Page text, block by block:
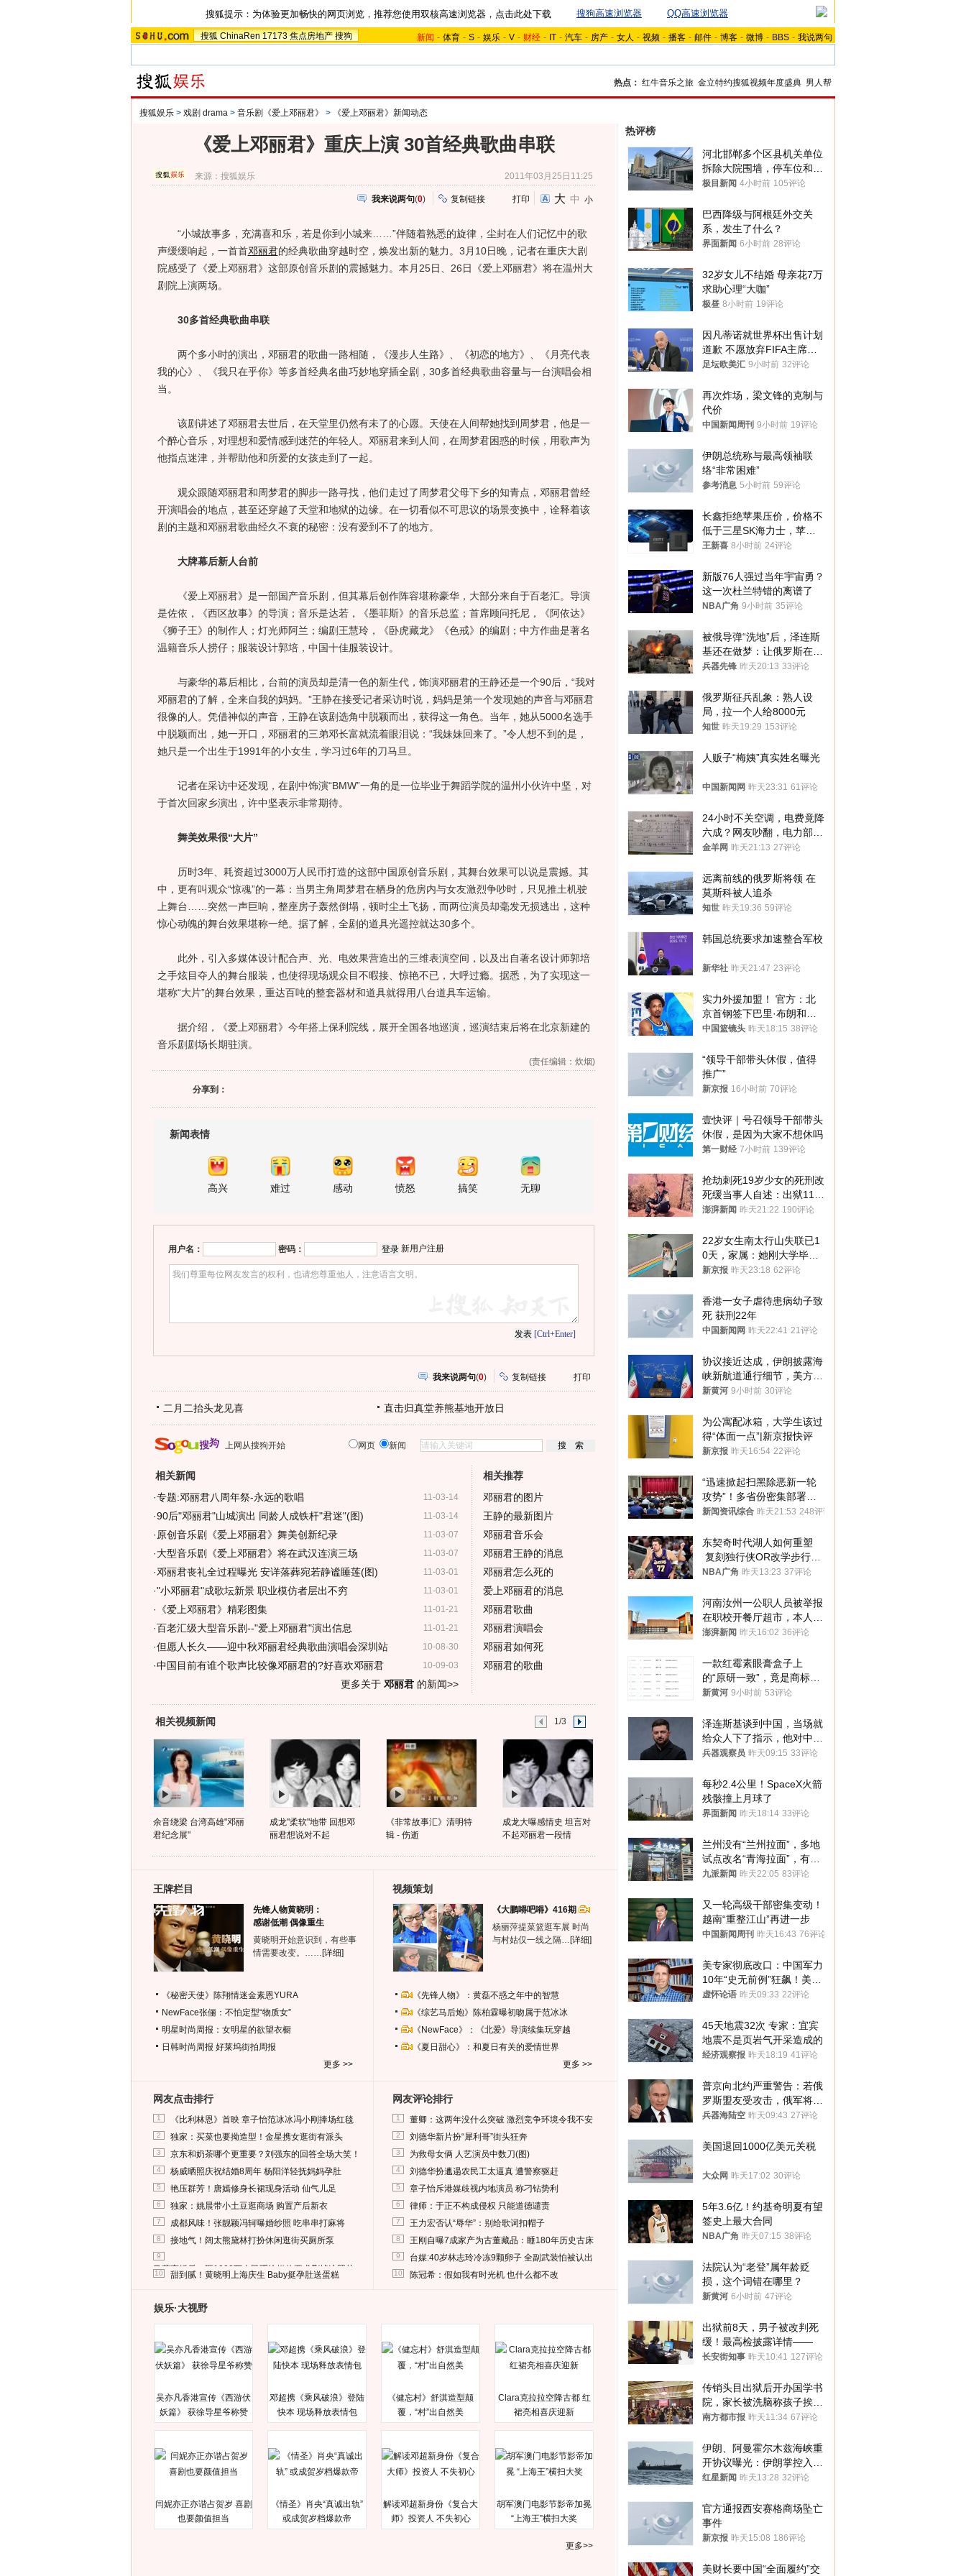
搜狐提示：为体验更加畅快的网页浏览，推荐您使用双核高速浏览器，点击此处下载 搜狗高速浏览器 QQ高速浏览器
搜狐 ChinaRen 17173 焦点房地产 搜狗 新闻 - 体育 - S - 娱乐 - V - 财经 - IT - 汽车 - 房产 - 女人 - 视频 - 播客 - 邮件 - 博客 - 微博 - BBS - 我说两句
热点： 红牛音乐之旅 金立特约搜狐视频年度盛典 男人帮
搜狐娱乐 > 戏剧 drama > 音乐剧《爱上邓丽君》 > 《爱上邓丽君》新闻动态
《爱上邓丽君》重庆上演 30首经典歌曲串联
来源：搜狐娱乐 2011年03月25日11:25
我来说两句(0) 复制链接 打印 大 中 小
“小城故事多，充满喜和乐，若是你到小城来……”伴随着熟悉的旋律，尘封在人们记忆中的歌
声缓缓响起，一首首邓丽君的经典歌曲穿越时空，焕发出新的魅力。3月10日晚，记者在重庆大剧
院感受了《爱上邓丽君》这部原创音乐剧的震撼魅力。本月25日、26日《爱上邓丽君》将在温州大
剧院上演两场。
30多首经典歌曲串联
两个多小时的演出，邓丽君的歌曲一路相随，《漫步人生路》、《初恋的地方》、《月亮代表
我的心》、《我只在乎你》等多首经典名曲巧妙地穿插全剧，30多首经典歌曲容量与一台演唱会相
当。
该剧讲述了邓丽君去世后，在天堂里仍然有未了的心愿。天使在人间帮她找到周梦君，他是一
个醉心音乐，对理想和爱情感到迷茫的年轻人。邓丽君来到人间，在周梦君困惑的时候，用歌声为
他指点迷津，并帮助他和所爱的女孩走到了一起。
观众跟随邓丽君和周梦君的脚步一路寻找，他们走过了周梦君父母下乡的知青点，邓丽君曾经
开演唱会的地点，甚至还穿越了天堂和地狱的边缘。在一切看似不可思议的场景变换中，诠释着该
剧的主题和邓丽君歌曲经久不衰的秘密：没有爱到不了的地方。
大牌幕后新人台前
《爱上邓丽君》是一部国产音乐剧，但其幕后创作阵容堪称豪华，大部分来自于百老汇。导演
是佐依，《西区故事》的导演；音乐是达若，《墨菲斯》的音乐总监；首席顾问托尼，《阿依达》
《狮子王》的制作人；灯光师阿兰；编剧王慧玲，《卧虎藏龙》《色戒》的编剧；中方作曲是著名
温籍音乐人捞仔；服装设计郭培，中国十佳服装设计。
与豪华的幕后相比，台前的演员却是清一色的新生代，饰演邓丽君的王静还是一个90后，“我对
邓丽君的了解，全来自我的妈妈。”王静在接受记者采访时说，妈妈是第一个发现她的声音与邓丽君
很像的人。凭借神似的声音，王静在该剧选角中脱颖而出，获得这一角色。当年，她从5000名选手
中脱颖而出，她一开口，邓丽君的三弟邓长富就流着眼泪说：“我妹妹回来了。”令人想不到的是，
她只是一个出生于1991年的小女生，学习过6年的刀马旦。
记者在采访中还发现，在剧中饰演“BMW”一角的是一位毕业于舞蹈学院的温州小伙许中坚，对
于首次回家乡演出，许中坚表示非常期待。
舞美效果很“大片”
历时3年、耗资超过3000万人民币打造的这部中国原创音乐剧，其舞台效果可以说是震撼。其
中，更有叫观众“惊魂”的一幕：当男主角周梦君在栖身的危房内与女友激烈争吵时，只见推土机驶
上舞台……突然一声巨响，整座房子轰然倒塌，顿时尘土飞扬，而两位演员却毫发无损逃出，这种
惊心动魄的舞台效果堪称一绝。据了解，全剧的道具光遥控就达30多个。
此外，引入多媒体设计配合声、光、电效果营造出的三维表演空间，以及出自著名设计师郭培
之手炫目夺人的舞台服装，也使得现场观众目不暇接、惊艳不已，大呼过瘾。据悉，为了实现这一
堪称“大片”的舞台效果，重达百吨的整套器材和道具就得用八台道具车运输。
据介绍，《爱上邓丽君》今年搭上保利院线，展开全国各地巡演，巡演结束后将在北京新建的
音乐剧剧场长期驻演。
(责任编辑：炊烟)
分享到：
新闻表情
高兴 难过 感动 愤怒 搞笑 无聊
用户名： 密码： 新用户注册
[Ctrl+Enter]
我来说两句(0) 复制链接 打印
二月二抬头龙见喜 直击归真堂养熊基地开放日
上网从搜狗开始 网页 新闻
相关新闻
11-03-14
·专题:邓丽君八周年祭-永远的歌唱
11-03-14
·90后"邓丽君"山城演出 同龄人成铁杆"君迷"(图)
11-03-07
· 原创音乐剧《爱上邓丽君》舞美创新纪录
11-03-07
·大型音乐剧《爱上邓丽君》将在武汉连演三场
11-03-01
·邓丽君丧礼全过程曝光 安详落葬宛若静谧睡莲(图)
11-03-01
·"小邓丽君"成歌坛新景 职业模仿者层出不穷
11-01-21
· 《爱上邓丽君》精彩图集
11-01-21
·百老汇级大型音乐剧--"爱上邓丽君"演出信息
10-08-30
·但愿人长久――迎中秋邓丽君经典歌曲演唱会深圳站
10-09-03
·中国目前有谁个歌声比较像邓丽君的?好喜欢邓丽君
更多关于 邓丽君的新闻>>
相关推荐
邓丽君的图片
王静的最新图片
邓丽君音乐会
邓丽君王静的消息
邓丽君怎么死的
爱上邓丽君的消息
邓丽君歌曲
邓丽君演唱会
邓丽君如何死
邓丽君的歌曲
相关视频新闻 1/3
余音绕梁 台湾高雄"邓丽
君纪念展"
成龙"柔软"地带 回想邓
丽君想说对不起
《非常故事汇》清明特
辑 - 伤逝
成龙大曝感情史 坦言对
不起邓丽君一段情
王牌栏目
先锋人物黄晓明：
感谢低潮 偶像重生
黄晓明开始意识到，有些事
情需要改变。…… [详细]
《秘密天使》陈翔情迷金素恩YURA
NewFace张俪：不怕定型“物质女”
明星时尚周报：女明星的欲望衣橱
日韩时尚周报 好莱坞街拍周报
更多 >>
视频策划
《大鹏嘚吧嘚》416期
杨丽萍提菜篮逛车展 时尚
与村姑仅一线之隔… [详细]
《先锋人物》：黄磊不惑之年中的智慧
《综艺马后炮》陈柏霖曝初吻属于范冰冰
《NewFace》：《北爱》导演续集玩穿越
《夏日甜心》：和夏日有关的爱情世界
更多 >>
网友点击排行
1 《比利林恩》首映 章子怡范冰冰冯小刚捧场红毯
2 独家：买菜也要拗造型！金星携女逛街有派头
3 京东和奶茶哪个更重要？刘强东的回答全场大笑！
4 杨威晒照庆祝结婚8周年 杨阳洋轻抚妈妈孕肚
5 艳压群芳！唐嫣修身长裙现身活动 仙气儿足
6 独家：姚晨带小土豆逛商场 购置产后新衣
7 成都风味！张靓颖冯轲曝婚纱照 吃串串打麻将
8 接地气！阔太熊黛林打扮休闲逛街买厕所泵
9
马蓉离婚后，砸1000万人民币给媒体要求删掉这照片
10 甜到腻！黄晓明上海庆生 Baby挺孕肚送蛋糕
网友评论排行
1 董卿：这两年没什么突破 激烈竞争环境令我不安
2 刘德华新片扮“犀利哥”街头狂奔
3 为救母女俩 人艺演员中数刀(图)
4 刘德华扮邋遢农民工太逼真 遭警察驱赶
5 章子怡斥港媒歧视内地演员 称刁钻势利
6 律师：于正不构成侵权 只能道德谴责
7 王力宏否认“辱华”：别给歌词扣帽子
8 王刚自曝7成家产为古董藏品：睡180年历史古床
9 台媒:40岁林志玲冷冻9颗卵子 全副武装怕被认出
10 陈冠希：假如我有时光机 也什么都不改
娱乐·大视野
吴亦凡香港宣传《西游伏
妖篇》 获徐导星爷称赞
邓超携《乘风破浪》登陆
快本 现场释放表情包
《健忘村》舒淇造型颠
覆，“村”出自然美
Clara克拉拉空降古都 红
裙亮相喜庆迎新
闫妮亦正亦谐占贺岁 喜剧
也要颜值担当
《情圣》肖央“真诚出轨”
或成贺岁档爆款帝
解读邓超新身份《复合大
师》投资人 不失初心
胡军澳门电影节影帝加冕
“上海王”横扫大奖
更多>>
热评榜
河北邯郸多个区县机关单位
拆除大院围墙，停车位和厕
所免费开放，当地多部门回
极目新闻 4小时前 105评论
巴西降级与阿根廷外交关
系，发生了什么？
界面新闻 6小时前 28评论
32岁女儿不结婚 母亲花7万
求助心理“大咖”
极昼 8小时前 19评论
因凡蒂诺就世界杯出售计划
道歉 不愿放弃FIFA主席职
位
足坛欧美汇 9小时前 32评论
再次炸场，梁文锋的克制与
代价
中国新闻周刊 9小时前 19评论
伊朗总统称与最高领袖联
络“非常困难”
参考消息 5小时前 59评论
长鑫拒绝苹果压价，价格不
低于三星SK海力士，苹果
失去了议价权
王新喜 8小时前 24评论
新版76人强过当年宇宙勇？
这一次杜兰特错的离谱了
NBA广角 9小时前 35评论
被俄导弹“洗地”后，泽连斯
基还在做梦：让俄罗斯在冬
季前求和？
兵器先锋 昨天20:13 33评论
俄罗斯征兵乱象：熟人设
局，拉一个人给8000元
知世 昨天19:29 153评论
人贩子“梅姨”真实姓名曝光
中国新闻网 昨天23:31 61评论
24小时不关空调，电费竟降
六成？网友吵翻，电力部门
回应→
金羊网 昨天21:13 27评论
远离前线的俄罗斯将领 在
莫斯科被人追杀
知世 昨天19:36 59评论
韩国总统要求加速整合军校
新华社 昨天21:47 23评论
实力外援加盟！ 官方：北
京首钢签下巴里·布朗和桑
普森
中国篮镜头 昨天18:15 38评论
“领导干部带头休假，值得
推广”
新京报 16小时前 70评论
壹快评｜号召领导干部带头
休假，是因为大家不想休吗
第一财经 7小时前 139评论
抢劫刺死19岁少女的死刑改
死缓当事人自述：出狱11年
间始终刻意躲避被害人家属
澎湃新闻 昨天21:22 190评论
22岁女生南太行山失联已1
0天，家属：她刚大学毕业
想到山里旅行
新京报 昨天23:18 62评论
香港一女子虐待患病幼子致
死 获刑22年
中国新闻网 昨天22:41 21评论
协议接近达成，伊朗披露海
峡新航道通行细节，美方再
提“倒计时”
新黄河 9小时前 30评论
为公寓配冰箱，大学生该过
得“体面一点”|新京报快评
新京报 昨天16:54 22评论
“迅速掀起扫黑除恶新一轮
攻势”！多省份密集部署，
公布举报方式
新闻资讯综合 昨天21:53 248评论
东契奇时代湖人如何重塑
复刻独行侠OR改学步行
者？
NBA广角 昨天13:23 37评论
河南汝州一公职人员被举报
在职校开餐厅超市，本人回
应称“是给别人帮忙”
澎湃新闻 昨天16:02 36评论
一款红霉素眼膏盒子上
的“原研一致”，竟是商标！
律师：极易误导消费者；网
新黄河 9小时前 53评论
泽连斯基谈到中国，当场就
给众人下了指示，他对中国
和中乌关系，显然又有了新
兵器观察员 昨天09:15 33评论
每秒2.4公里！SpaceX火箭
残骸撞上月球了
界面新闻 昨天18:14 33评论
兰州没有“兰州拉面”，多地
试点改名“青海拉面”，有商
家改名已两年
九派新闻 昨天22:05 83评论
又一轮高级干部密集变动！
越南“重整江山”再进一步
中国新闻周刊 昨天16:43 76评论
美专家彻底改口：中国军力
10年“史无前例”狂飙！美军
真慌了
虚怀论语 昨天09:33 22评论
45天地震32次 专家：宜宾
地震不是页岩气开采造成的
经济观察报 昨天18:19 41评论
普京向北约严重警告：若俄
罗斯盟友受攻击，俄军将动
用核武器保护
兵器海陆空 昨天09:43 27评论
美国退回1000亿美元关税
大众网 昨天17:02 30评论
5年3.6亿！约基奇明夏有望
签史上最大合同
NBA广角 昨天07:15 38评论
法院认为“老登”属年龄贬
损，这个词错在哪里？
新黄河 6小时前 47评论
出狱前8天，男子被改判死
缓！最高检披露详情——
长安街知事 昨天10:41 127评论
传销头目出狱后开办国学书
院，家长被洗脑称孩子挨打
才有效果
南方都市报 昨天11:34 67评论
伊朗、阿曼霍尔木兹海峡重
开协议曝光：伊朗掌控入湾
航道，与阿曼平分“服务费”
红星新闻 昨天13:28 32评论
官方通报西安赛格商场坠亡
事件
新京报 昨天15:08 186评论
美财长要中国“全面履约”交